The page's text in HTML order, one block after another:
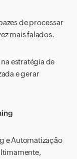
de processar
mais falados.
estratégia de
e gerar
e Automatização